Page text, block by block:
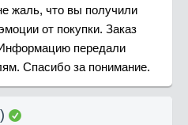
жаль, что вы получили
от покупки. Заказ
передали
Спасибо за понимание.